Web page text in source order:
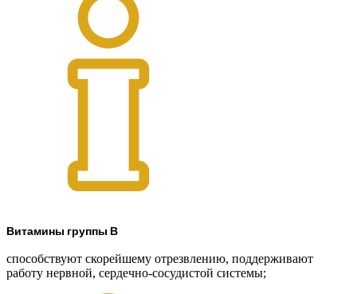
Витамины группы В
способствуют скорейшему отрезвлению, поддерживают
работу нервной, сердечно-сосудистой системы;